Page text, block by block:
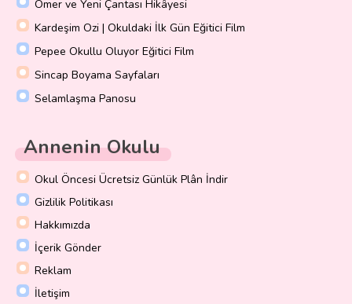
Ömer ve Yeni Çantası Hikâyesi
Kardeşim Ozi | Okuldaki İlk Gün Eğitici Film
Pepee Okullu Oluyor Eğitici Film
Sincap Boyama Sayfaları
Selamlaşma Panosu
Annenin Okulu
Okul Öncesi Ücretsiz Günlük Plân İndir
Gizlilik Politikası
Hakkımızda
İçerik Gönder
Reklam
İletişim